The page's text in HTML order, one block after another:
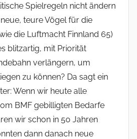
Spielregeln nicht ändern
teure Vögel für die
die Luftmacht Finnland 65)
blitzartig, mit Priorität
verlängern, um
zu können? Da sagt ein
Wenn wir heute alle
BMF gebilligten Bedarfe
wir schon in 50 Jahren
dann danach neue